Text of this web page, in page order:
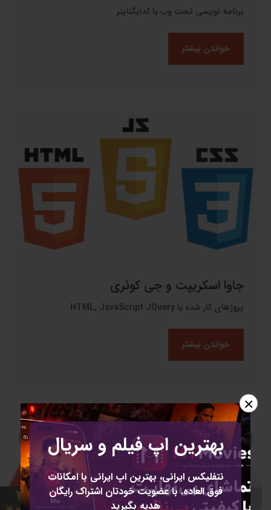
بهترین اپ فیلم و سریال
نتفلیکس ایرانی، بهترین اپ ایرانی با امکانات
فوق العاده. با عضویت خودتان اشتراک رایگان
هدیه بگیرید
×
برنامه نویسی تحت وب با کدایگنایتر
خواندن بیشتر
جاوا اسکریپت و جی کوئری
پروژهای کار شده با HTML, JavaScript JQuery
خواندن بیشتر